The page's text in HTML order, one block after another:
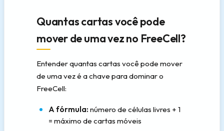
Quantas cartas você pode
mover de uma vez no FreeCell?
Entender quantas cartas você pode mover
de uma vez é a chave para dominar o
FreeCell:
A fórmula: número de células livres + 1
= máximo de cartas móveis